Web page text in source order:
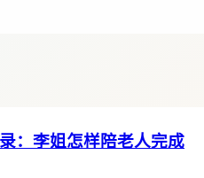
：李姐怎样陪老人完成